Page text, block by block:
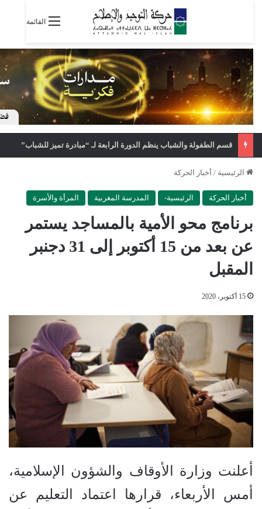
القائمة
قسم الطفولة والشباب ينظم الدورة الرابعة لـ “مبادرة تميز للشباب”
الرئيسية / أخبار الحركة
أخبار الحركة الرئيسية- المدرسة المغربية المرأة والأسرة
برنامج محو الأمية بالمساجد يستمر
عن بعد من 15 أكتوبر إلى 31 دجنبر
المقبل
15 أكتوبر، 2020
أعلنت وزارة الأوقاف والشؤون الإسلامية،
أمس الأربعاء، قرارها اعتماد التعليم عن